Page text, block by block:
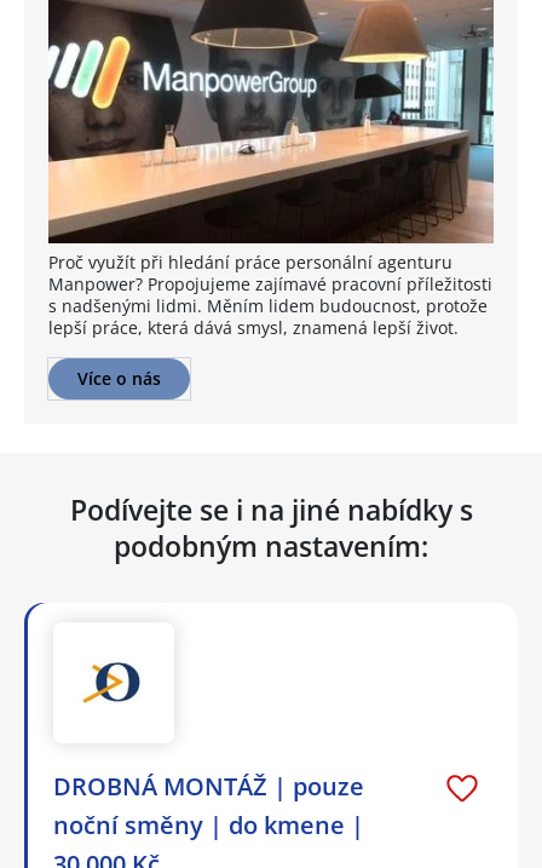
Proč využít při hledání práce personální agenturu
Manpower? Propojujeme zajímavé pracovní příležitosti
s nadšenými lidmi. Měním lidem budoucnost, protože
lepší práce, která dává smysl, znamená lepší život.
Více o nás
Podívejte se i na jiné nabídky s
podobným nastavením:
DROBNÁ MONTÁŽ | pouze
noční směny | do kmene |